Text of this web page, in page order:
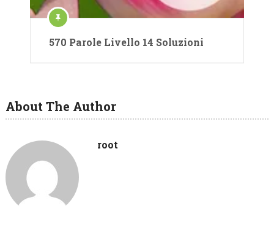
570 Parole Livello 14 Soluzioni
About The Author
root